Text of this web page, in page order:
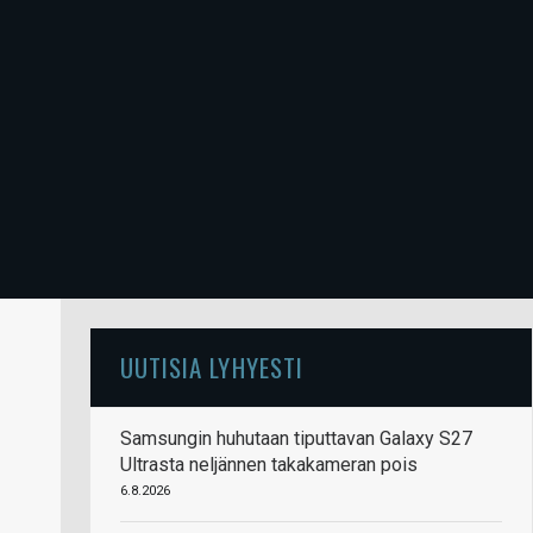
UUTISIA LYHYESTI
Samsungin huhutaan tiputtavan Galaxy S27
Ultrasta neljännen takakameran pois
6.8.2026